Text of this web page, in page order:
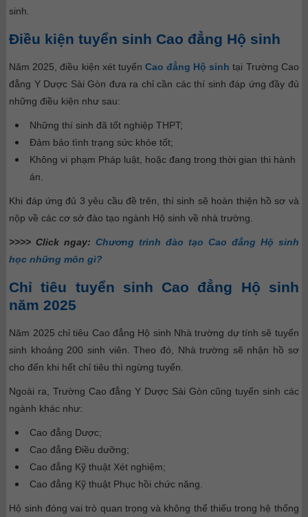
sinh.
Điều kiện tuyển sinh Cao đẳng Hộ sinh
Năm 2025, điều kiện xét tuyển Cao đẳng Hộ sinh tại Trường Cao
đẳng Y Dược Sài Gòn đưa ra chỉ cần các thí sinh đáp ứng đầy đủ
những điều kiện như sau:
Những thí sinh đã tốt nghiệp THPT;
Đảm bảo tình trạng sức khỏe tốt;
Không vi phạm Pháp luật, hoặc đang trong thời gian thi hành
án.
Khi đáp ứng đủ 3 yêu cầu đề trên, thí sinh sẽ hoàn thiện hồ sơ và
nộp về các cơ sở đào tạo ngành Hộ sinh về nhà trường.
>>>> Click ngay: Chương trình đào tạo Cao đẳng Hộ sinh
học những môn gì?
Chỉ tiêu tuyển sinh Cao đẳng Hộ sinh
năm 2025
Năm 2025 chỉ tiêu Cao đẳng Hộ sinh Nhà trường dự tính sẽ tuyển
sinh khoảng 200 sinh viên. Theo đó, Nhà trường sẽ nhận hồ sơ
cho đến khi hết chỉ tiêu thì ngừng tuyển.
Ngoài ra, Trường Cao đẳng Y Dược Sài Gòn cũng tuyển sinh các
ngành khác như:
Cao đẳng Dược;
Cao đẳng Điều dưỡng;
Cao đẳng Kỹ thuật Xét nghiệm;
Cao đẳng Kỹ thuật Phục hồi chức năng.
Hộ sinh đóng vai trò quan trọng và không thể thiếu trong hệ thống